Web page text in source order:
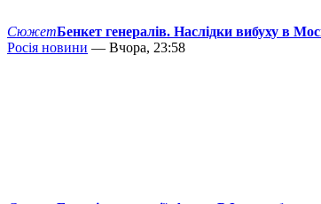
СюжетБенкет генералів. Наслідки вибуху в
Росія новини — Вчора, 23:58